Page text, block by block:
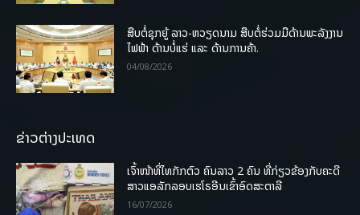
ສືບຕໍ່ຊຸກຍູ້ ລາວ-ຫວຽດນາມ ສືບຕໍ່ຮ່ວມມືດ້ານພະລັງງານ
ໄຟຟ້າ ດ້ານບໍ່ແຮ່ ແລະ ດ້ານການຄ້າ.
04/08/2026
ຂ່າວຕ່າງປະເທດ
ເຈົ້າໜ້າທີ່ໄທກັກຕົວ ຄົນລາວ 2 ຄົນ ທີ່ກ່ຽວຂ້ອງກັບຄະດີ
ສາວແອລັກລອບເຮໂຣອີນເຂົ້າອົດສະຕາລີ
16/07/2026